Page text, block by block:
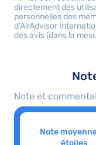
directement des
personnelles des
d'AirAdvisor
des avis (dans la
Note et
Note
étoiles